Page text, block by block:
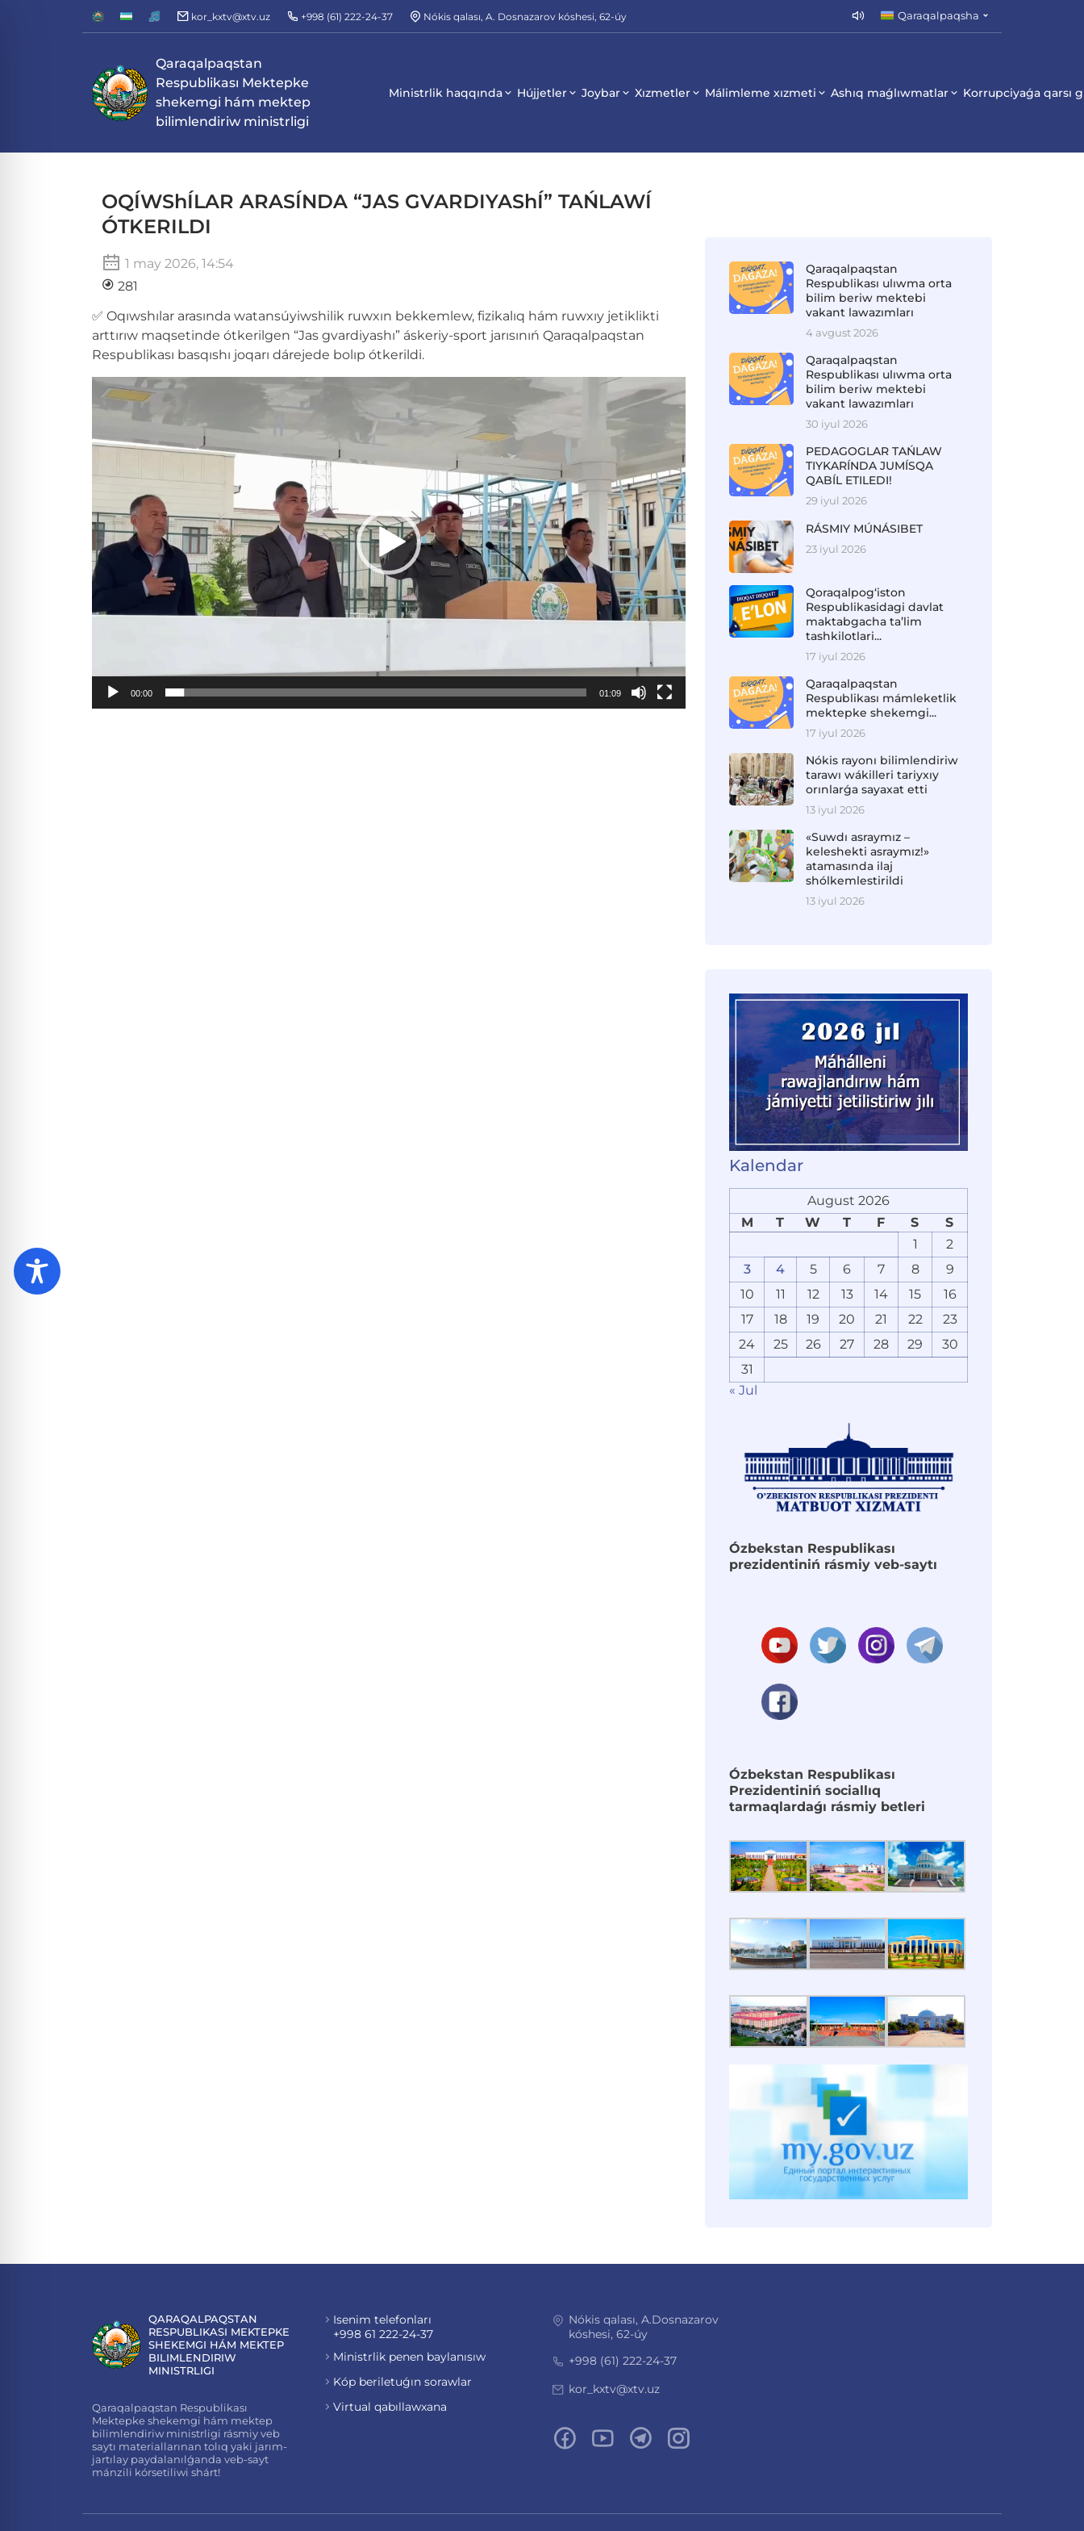
kor_kxtv@xtv.uz +998 (61) 222-24-37 Nókis qalası, A. Dosnazarov kóshesi, 62-úy Qaraqalpaqsha
Qaraqalpaqstan
Respublikası Mektepke
shekemgi hám mektep
bilimlendiriw ministrligi
Ministrlik haqqında Hújjetler Joybar Xızmetler Málimleme xızmeti Ashıq maǵlıwmatlar Korrupciyaǵa qarsı
OQÍWShÍLAR ARASÍNDA “JAS GVARDIYAShÍ” TAŃLAWÍ
ÓTKERILDI
1 may 2026, 14:54
281
✅ Oqıwshılar arasında watansúyiwshilik ruwxın bekkemlew, fizikalıq hám ruwxıy jetiklikti
arttırıw maqsetinde ótkerilgen “Jas gvardiyashı” áskeriy-sport jarısınıń Qaraqalpaqstan
Respublikası basqıshı joqarı dárejede bolıp ótkerildi.
Video
Player
00:00 01:09
Qaraqalpaqstan
Respublikası ulıwma orta
bilim beriw mektebi
vakant lawazımları
4 avgust 2026
Qaraqalpaqstan
Respublikası ulıwma orta
bilim beriw mektebi
vakant lawazımları
30 iyul 2026
PEDAGOGLAR TAŃLAW
TIYKARÍNDA JUMÍSQA
QABÍL ETILEDI!
29 iyul 2026
RÁSMIY MÚNÁSIBET
23 iyul 2026
Qoraqalpog‘iston
Respublikasidagi davlat
maktabgacha ta’lim
tashkilotlari...
17 iyul 2026
Qaraqalpaqstan
Respublikası mámleketlik
mektepke shekemgi...
17 iyul 2026
Nókis rayonı bilimlendiriw
tarawı wákilleri tariyxıy
orınlarǵa sayaxat etti
13 iyul 2026
«Suwdı asraymız –
keleshekti asraymız!»
atamasında ilaj
shólkemlestirildi
13 iyul 2026
Kalendar
August 2026
M
T W T F S
S
1
2
3
4 5 6 7 8
9
10
11 12 13 14 15
16
17
18 19 20 21 22
23
24
25 26 27 28 29
30
31
« Jul
Ózbekstan Respublikası
prezidentiniń rásmiy veb-saytı
Ózbekstan Respublikası
Prezidentiniń sociallıq
tarmaqlardaǵı rásmiy betleri
QARAQALPAQSTAN
RESPUBLIKASI MEKTEPKE
SHEKEMGI HÁM MEKTEP
BILIMLENDIRIW
MINISTRLIGI
Qaraqalpaqstan Respublikası
Mektepke shekemgi hám mektep
bilimlendiriw ministrligi rásmiy veb
saytı materiallarınan tolıq yaki jarım-
jartılay paydalanılǵanda veb-sayt
mánzili kórsetiliwi shárt!
Isenim telefonları
+998 61 222-24-37
Ministrlik penen baylanısıw
Kóp beriletuǵın sorawlar
Virtual qabıllawxana
Nókis qalası, A.Dosnazarov
kóshesi, 62-úy
+998 (61) 222-24-37
kor_kxtv@xtv.uz